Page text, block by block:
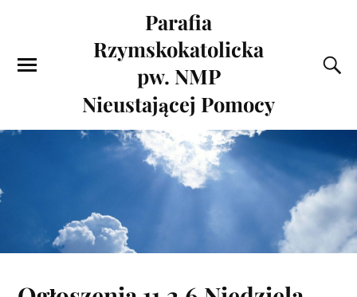
Parafia
Rzymskokatolicka
pw. NMP
Nieustającej Pomocy